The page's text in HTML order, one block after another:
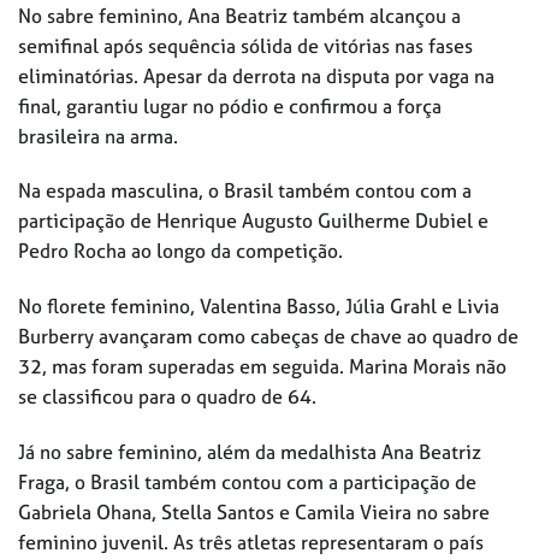
No sabre feminino, Ana Beatriz também alcançou a
semifinal após sequência sólida de vitórias nas fases
eliminatórias. Apesar da derrota na disputa por vaga na
final, garantiu lugar no pódio e confirmou a força
brasileira na arma.
Na espada masculina, o Brasil também contou com a
participação de Henrique Augusto Guilherme Dubiel e
Pedro Rocha ao longo da competição.
No florete feminino, Valentina Basso, Júlia Grahl e Livia
Burberry avançaram como cabeças de chave ao quadro de
32, mas foram superadas em seguida. Marina Morais não
se classificou para o quadro de 64.
Já no sabre feminino, além da medalhista Ana Beatriz
Fraga, o Brasil também contou com a participação de
Gabriela Ohana, Stella Santos e Camila Vieira no sabre
feminino juvenil. As três atletas representaram o país